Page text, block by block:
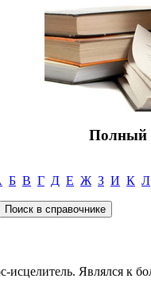
Полный
Б В Г Д Е Ж З И К Л
исцелитель. Являлся к